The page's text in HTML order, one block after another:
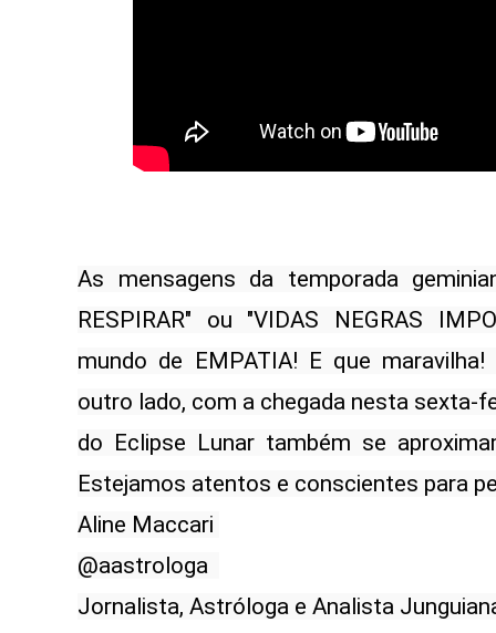
As mensagens da temporada
RESPIRAR" ou "VIDAS NEGRAS
mundo de EMPATIA! E que
outro lado, com a chegada nesta sexta-
do Eclipse Lunar também se
Estejamos atentos e conscientes para
Aline Maccari
@aastrologa
Jornalista, Astróloga e Analista